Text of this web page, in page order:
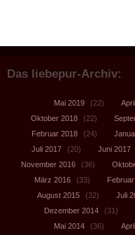
Das liebepur-Archiv:
Mai 2019 (22)
Oktober 2018
(22)
Februar 2018
(24)
Juli 2017
(20) Juni 2017
November 2016
(36)
März 2016
(33)
August 2015
(32) Juli
Dezember 2014
(31)
Mai 2014
(36)